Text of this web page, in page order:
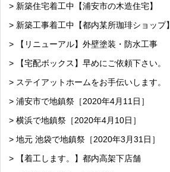
> 新築住宅着工中【浦安市の木造住宅】
> 新築工事着工中【都内某所珈琲ショップ】
> 【リニューアル】外壁塗装・防水工事
> 【宅配ボックス】早めにご依頼下さい。
> ステイアットホームをお手伝いします。
> 浦安市で地鎮祭［2020年4月11日］
> 横浜で地鎮祭［2020年4月10日］
> 地元 池袋で地鎮祭［2020年3月31日］
> 【着工します。】都内高架下店舗